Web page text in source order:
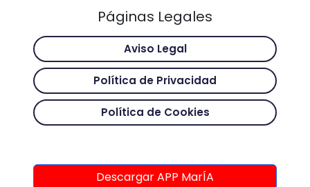
Páginas Legales
Aviso Legal
Política de Privacidad
Política de Cookies
Descargar APP MarÍA